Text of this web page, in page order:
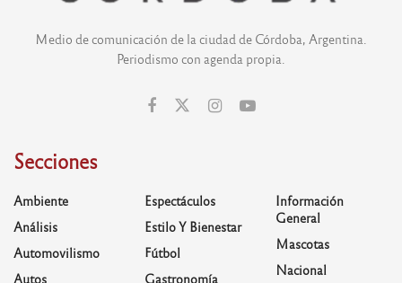
Medio de comunicación de la ciudad de Córdoba, Argentina.
Periodismo con agenda propia.
Secciones
Ambiente
Análisis
Automovilismo
Autos
Espectáculos
Estilo Y Bienestar
Fútbol
Gastronomía
Información
General
Mascotas
Nacional